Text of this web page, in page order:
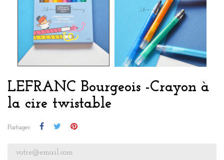
LEFRANC Bourgeois -Crayon à
la cire twistable
Partager